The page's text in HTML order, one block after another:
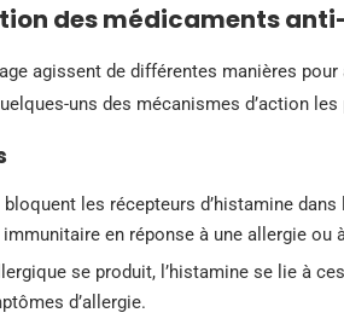
des médicaments
agissent de différentes manières
uns des mécanismes d’action
les récepteurs d’histamine
immunitaire en réponse à une allergie ou
se produit, l’histamine se lie à
d’allergie.